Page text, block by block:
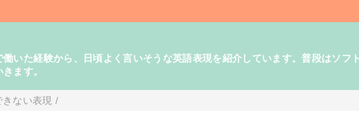
働いた経験から、日頃よく言いそうな英語表現を紹介しています。普段はソ
ます。
ない表現 /